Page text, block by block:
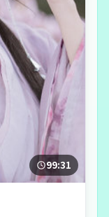
99:31